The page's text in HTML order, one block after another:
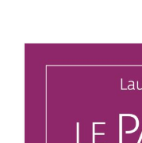
Accompagnements
Equilibrage habitat